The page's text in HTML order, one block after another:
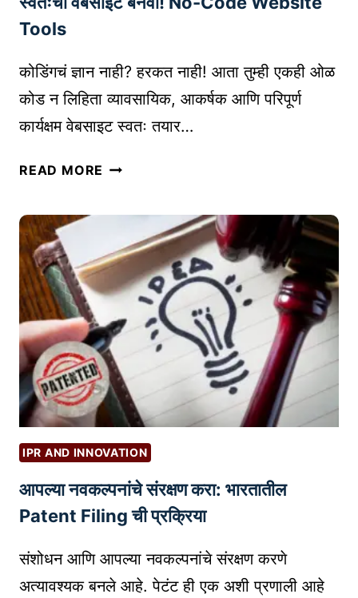
Tools
कोडिंगचं ज्ञान नाही? हरकत नाही! आता तुम्ही एकही ओळ
कोड न लिहिता व्यावसायिक, आकर्षक आणि परिपूर्ण
कार्यक्षम वेबसाइट स्वतः तयार…
READ MORE नो
वे
ब
सा
ट
टू
ल्स
:
को
ड
न
लि
हि
तु
म
IPR AND INNOVATION
आपल्या नवकल्पनांचे संरक्षण करा: भारतातील
Patent Filing ची प्रक्रिया
संशोधन आणि आपल्या नवकल्पनांचे संरक्षण करणे
अत्यावश्यक बनले आहे. पेटंट ही एक अशी प्रणाली आहे